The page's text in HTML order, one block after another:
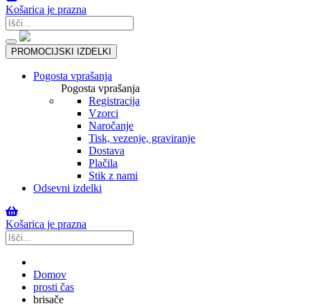
Košarica je prazna
Toggle
navigation
PROMOCIJSKI IZDELKI
Pogosta vprašanja
Pogosta vprašanja
Registracija
Vzorci
Naročanje
Tisk, vezenje, graviranje
Dostava
Plačila
Stik z nami
Odsevni izdelki
Košarica je prazna
Domov
prosti čas
brisače